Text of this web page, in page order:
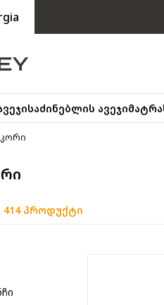
საძინებლის ავეჯი
414 პროდუქტი